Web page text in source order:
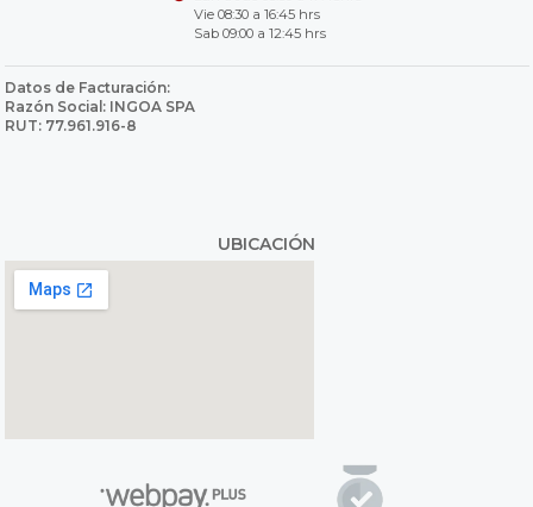
Vie 08:30 a 16:45 hrs
Sab 09:00 a 12:45 hrs
Datos de Facturación:
Razón Social: INGOA SPA
RUT: 77.961.916-8
UBICACIÓN